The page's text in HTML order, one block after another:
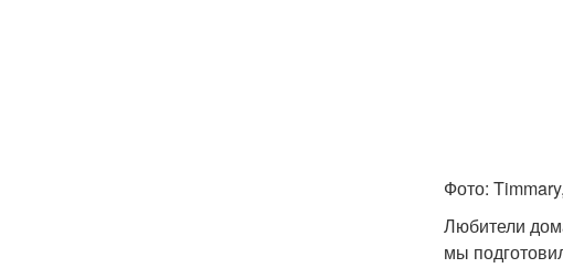
Фото:
Любители
мы